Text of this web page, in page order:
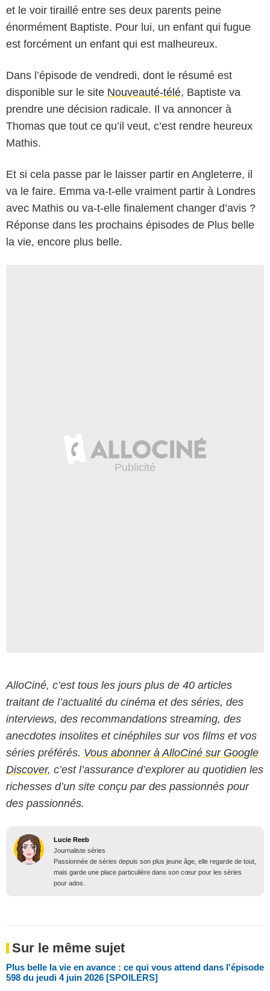
et le voir tiraillé entre ses deux parents peine
énormément Baptiste. Pour lui, un enfant qui fugue
est forcément un enfant qui est malheureux.
Dans l’épisode de vendredi, dont le résumé est
disponible sur le site Nouveauté-télé, Baptiste va
prendre une décision radicale. Il va annoncer à
Thomas que tout ce qu’il veut, c’est rendre heureux
Mathis.
Et si cela passe par le laisser partir en Angleterre, il
va le faire. Emma va-t-elle vraiment partir à Londres
avec Mathis ou va-t-elle finalement changer d’avis ?
Réponse dans les prochains épisodes de Plus belle
la vie, encore plus belle.
AlloCiné, c’est tous les jours plus de 40 articles
traitant de l’actualité du cinéma et des séries, des
interviews, des recommandations streaming, des
anecdotes insolites et cinéphiles sur vos films et vos
séries préférés. Vous abonner à AlloCiné sur Google
Discover, c’est l’assurance d’explorer au quotidien les
richesses d’un site conçu par des passionnés pour
des passionnés.
Lucie Reeb
Journaliste séries
Passionnée de séries depuis son plus jeune âge, elle regarde de tout,
mais garde une place particulière dans son cœur pour les séries
pour ados.
Sur le même sujet
Plus belle la vie en avance : ce qui vous attend dans l'épisode
598 du jeudi 4 juin 2026 [SPOILERS]